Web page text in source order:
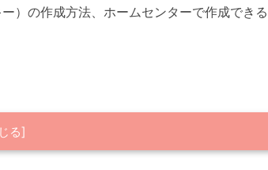
）の作成方法、ホームセンターで作成できる